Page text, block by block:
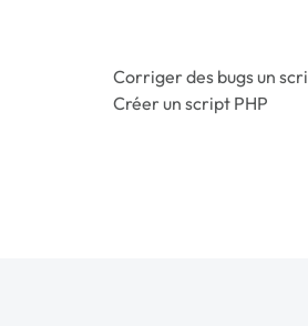
Corriger des bugs un
Créer un script PHP